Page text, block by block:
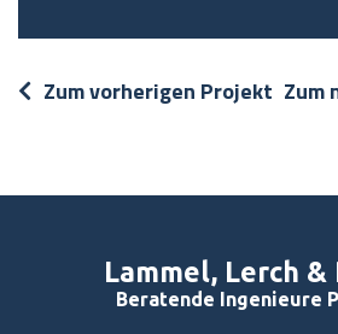
Zum vorherigen Projekt Zum
Lammel, Lerch
Beratende Ingenieure